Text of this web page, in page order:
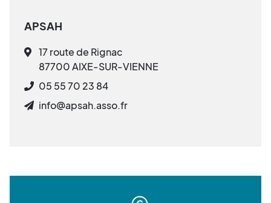
APSAH
17 route de Rignac
87700 AIXE-SUR-VIENNE
05 55 70 23 84
info@apsah.asso.fr